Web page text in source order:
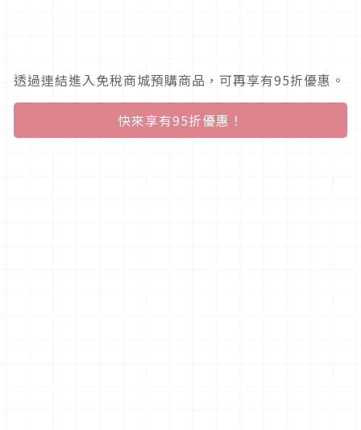
透過連結進入免稅商城預購商品，可再享有95折優惠。
快來享有95折優惠！